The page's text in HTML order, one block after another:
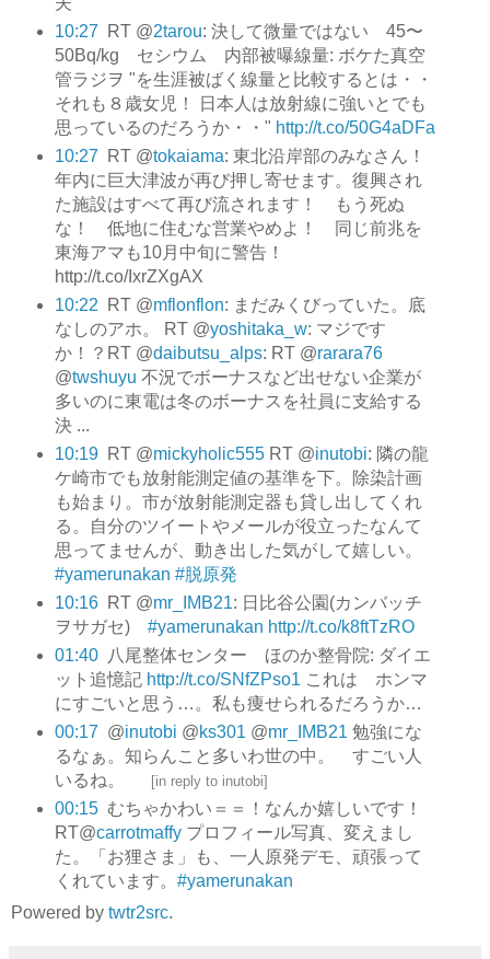
10:27
RT @2tarou: 決して微量ではない 45〜
50Bq/kg セシウム 内部被曝線量: ボケた真空
管ラジヲ "を生涯被ばく線量と比較するとは・・
それも８歳女児！ 日本人は放射線に強いとでも
思っているのだろうか・・" http://t.co/50G4aDFa
10:27
RT @tokaiama: 東北沿岸部のみなさん！
年内に巨大津波が再び押し寄せます。復興され
た施設はすべて再び流されます！ もう死ぬ
な！ 低地に住むな営業やめよ！ 同じ前兆を
東海アマも10月中旬に警告！
http://t.co/IxrZXgAX
10:22
RT @mflonflon: まだみくびっていた。底
なしのアホ。 RT @yoshitaka_w: マジです
か！？RT @daibutsu_alps: RT @rarara76
@twshuyu 不況でボーナスなど出せない企業が
多いのに東電は冬のボーナスを社員に支給する
決 ...
10:19
RT @mickyholic555RT @inutobi: 隣の龍
ケ崎市でも放射能測定値の基準を下。除染計画
も始まり。市が放射能測定器も貸し出してくれ
る。自分のツイートやメールが役立ったなんて
思ってませんが、動き出した気がして嬉しい。
#yamerunakan #脱原発
10:16
RT @mr_IMB21: 日比谷公園(カンバッチ
ヲサガセ) #yamerunakan http://t.co/k8ftTzRO
01:40
八尾整体センター ほのか整骨院: ダイエ
ット追憶記 http://t.co/SNfZPso1 これは ホンマ
にすごいと思う…。私も痩せられるだろうか…
00:17 @inutobi @ks301 @mr_IMB21 勉強にな
るなぁ。知らんこと多いわ世の中。 すごい人
いるね。
[in reply to inutobi]
00:15 むちゃかわい＝＝！なんか嬉しいです！
RT@carrotmaffyプロフィール写真、変えまし
た。「お狸さま」も、一人原発デモ、頑張って
くれています。 #yamerunakan
Powered by twtr2src.